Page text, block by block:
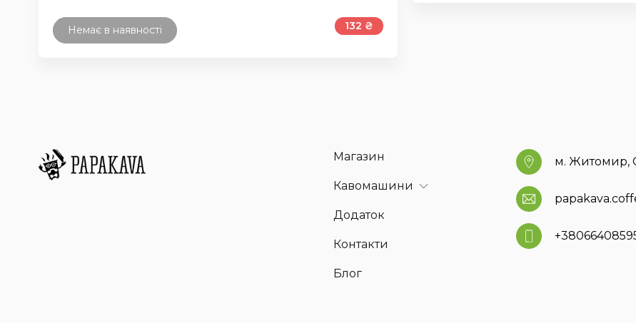
Немає в наявності 132 ₴
Магазин
Кавомашини
Додаток
Контакти
Блог
м. Житомир,